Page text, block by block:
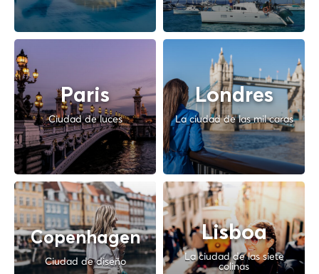
Paris
Ciudad de luces
Londres
La ciudad de las mil caras
Copenhagen
Ciudad de diseño
Lisboa
La ciudad de las siete
colinas